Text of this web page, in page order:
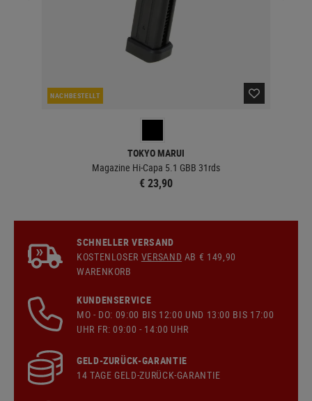
NACHBESTELLT
TOKYO MARUI
Magazine Hi-Capa 5.1 GBB 31rds
€ 23,90
SCHNELLER VERSAND
KOSTENLOSER VERSAND AB € 149,90
WARENKORB
KUNDENSERVICE
MO - DO: 09:00 BIS 12:00 UND 13:00 BIS 17:00
UHR FR: 09:00 - 14:00 UHR
GELD-ZURÜCK-GARANTIE
14 TAGE GELD-ZURÜCK-GARANTIE